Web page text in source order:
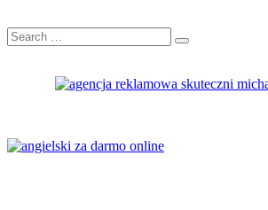
Search
for:
Search